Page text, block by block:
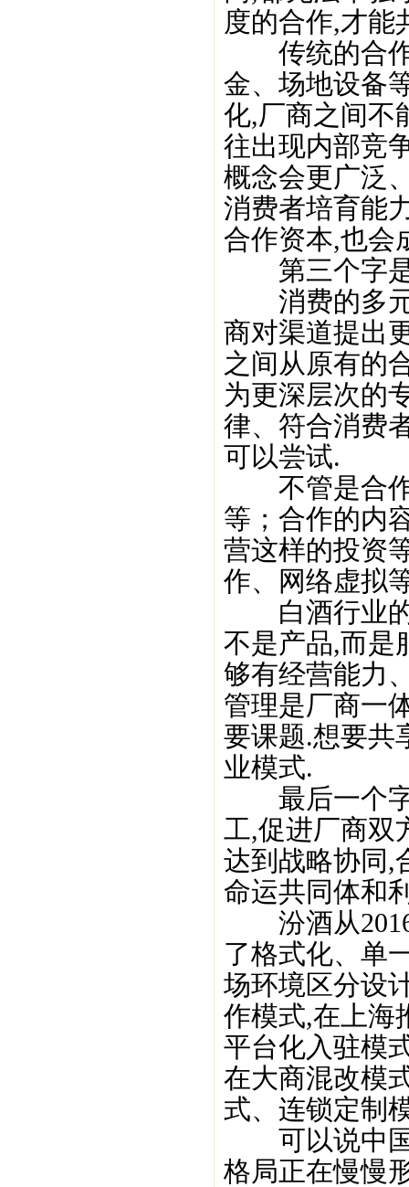
度的合作,才能
传统的合作
金、场地设备
化,厂商之间不
往出现内部竞
概念会更广泛
消费者培育能
合作资本,也会
第三个字是
消费的多元
商对渠道提出
之间从原有的
为更深层次的
律、符合消费
可以尝试.
不管是合作
等；合作的内
营这样的投资
作、网络虚拟
白酒行业的
不是产品,而是
够有经营能力
管理是厂商一
要课题.想要共
业模式.
最后一个字
工,促进厂商双
达到战略协同,
命运共同体和
汾酒从2016
了格式化、单
场环境区分设
作模式,在上海
平台化入驻模
在大商混改模
式、连锁定制
可以说中国
格局正在慢慢